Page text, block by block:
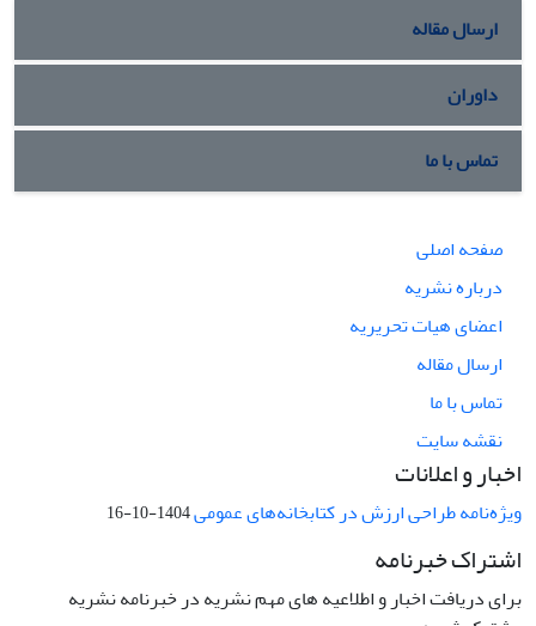
ارسال مقاله
داوران
تماس با ما
صفحه اصلی
درباره نشریه
اعضای هیات تحریریه
ارسال مقاله
تماس با ما
نقشه سایت
اخبار و اعلانات
ویژه‌نامه طراحی ارزش در کتابخانه‌های عمومی1404-10-16
اشتراک خبرنامه
برای دریافت اخبار و اطلاعیه های مهم نشریه در خبرنامه نشریه